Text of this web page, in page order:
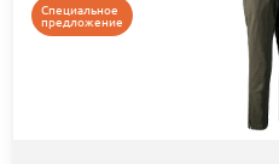
Специальное
предложение